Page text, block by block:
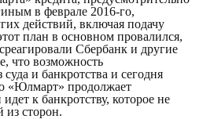
в феврале 2016-го,
действий, включая подачу
план в основном провалился,
Сбербанк и другие
что возможность
и банкротства и сегодня
«Юлмарт» продолжает
к банкротству, которое не
из сторон.